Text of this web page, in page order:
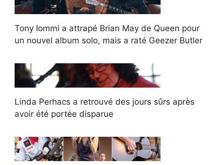
Tony Iommi a attrapé Brian May de Queen pour
un nouvel album solo, mais a raté Geezer Butler
Linda Perhacs a retrouvé des jours sûrs après
avoir été portée disparue